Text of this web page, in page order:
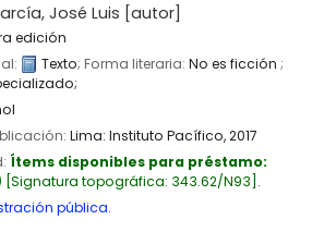
José Luis [autor]
edición
Texto; Forma literaria: No es ficción ;
Lima: Instituto Pacífico,2017
Ítems disponibles para préstamo:
Signatura topográfica: 343.62/N93 .
pública.